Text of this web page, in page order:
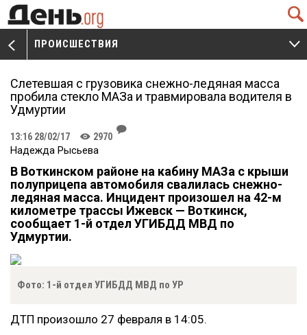
Q
V
ПРОИСШЕСТВИЯ
W
Слетевшая с грузовика снежно-ледяная масса
пробила стекло МАЗа и травмировала водителя в
Удмуртии
13:16 28/02/17 K 2970
J
Надежда Рысьева
В Воткинском районе на кабину МАЗа с крыши
полуприцепа автомобиля свалилась снежно-
ледяная масса. Инцидент произошел на 42-м
километре трассы Ижевск — Воткинск,
сообщает 1-й отдел УГИБДД МВД по
Удмуртии.
Фото: 1-й отдел УГИБДД МВД по УР
ДТП произошло 27 февраля в 14:05.